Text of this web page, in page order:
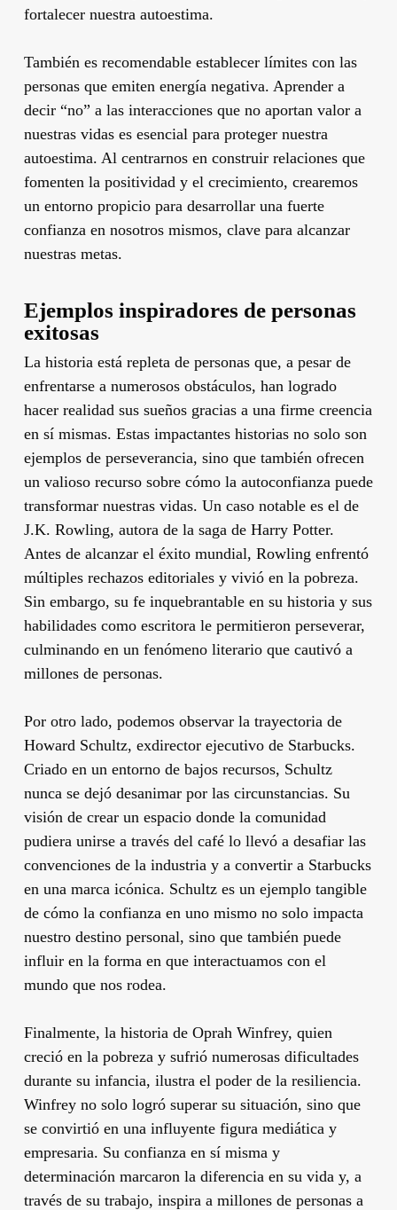
fortalecer nuestra autoestima.
También es recomendable establecer límites con las
personas que emiten energía negativa. Aprender a
decir “no” a las interacciones que no aportan valor a
nuestras vidas es esencial para proteger nuestra
autoestima. Al centrarnos en construir relaciones que
fomenten la positividad y el crecimiento, crearemos
un entorno propicio para desarrollar una fuerte
confianza en nosotros mismos, clave para alcanzar
nuestras metas.
Ejemplos inspiradores de personas
exitosas
La historia está repleta de personas que, a pesar de
enfrentarse a numerosos obstáculos, han logrado
hacer realidad sus sueños gracias a una firme creencia
en sí mismas. Estas impactantes historias no solo son
ejemplos de perseverancia, sino que también ofrecen
un valioso recurso sobre cómo la autoconfianza puede
transformar nuestras vidas. Un caso notable es el de
J.K. Rowling, autora de la saga de Harry Potter.
Antes de alcanzar el éxito mundial, Rowling enfrentó
múltiples rechazos editoriales y vivió en la pobreza.
Sin embargo, su fe inquebrantable en su historia y sus
habilidades como escritora le permitieron perseverar,
culminando en un fenómeno literario que cautivó a
millones de personas.
Por otro lado, podemos observar la trayectoria de
Howard Schultz, exdirector ejecutivo de Starbucks.
Criado en un entorno de bajos recursos, Schultz
nunca se dejó desanimar por las circunstancias. Su
visión de crear un espacio donde la comunidad
pudiera unirse a través del café lo llevó a desafiar las
convenciones de la industria y a convertir a Starbucks
en una marca icónica. Schultz es un ejemplo tangible
de cómo la confianza en uno mismo no solo impacta
nuestro destino personal, sino que también puede
influir en la forma en que interactuamos con el
mundo que nos rodea.
Finalmente, la historia de Oprah Winfrey, quien
creció en la pobreza y sufrió numerosas dificultades
durante su infancia, ilustra el poder de la resiliencia.
Winfrey no solo logró superar su situación, sino que
se convirtió en una influyente figura mediática y
empresaria. Su confianza en sí misma y
determinación marcaron la diferencia en su vida y, a
través de su trabajo, inspira a millones de personas a